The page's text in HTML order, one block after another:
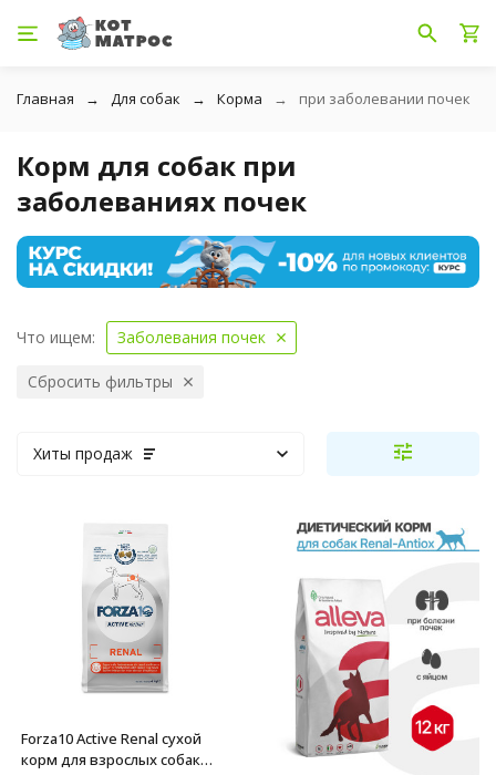
Главная Для собак Корма при заболевании почек
Корм для собак при
заболеваниях почек
Что ищем: Заболевания почек
Сбросить фильтры
Хиты продаж
Forza10 Active Renal сухой
корм для взрослых собак